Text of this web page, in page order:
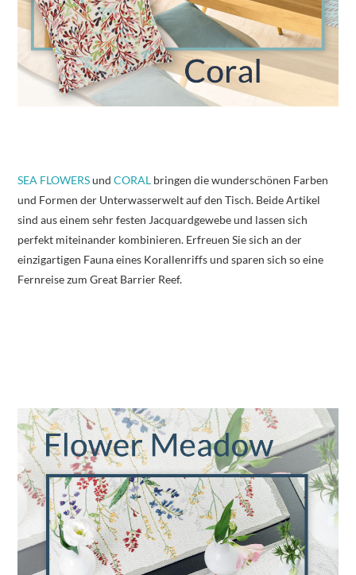
SEA FLOWERSundCORAL bringen die wunderschönen Farben
und Formen der Unterwasserwelt auf den Tisch. Beide Artikel
sind aus einem sehr festen Jacquardgewebe und lassen sich
perfekt miteinander kombinieren. Erfreuen Sie sich an der
einzigartigen Fauna eines Korallenriffs und sparen sich so eine
Fernreise zum Great Barrier Reef.